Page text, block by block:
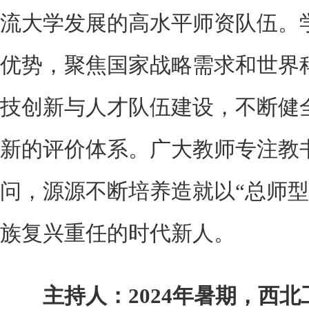
流大学发展的高水平师资队伍。
优势，聚焦国家战略需求和世界
技创新与人才队伍建设，不断健
新的评价体系。广大教师专注教
问，源源不断培养造就以“总师
族复兴重任的时代新人。
主持人：2024年暑期，西